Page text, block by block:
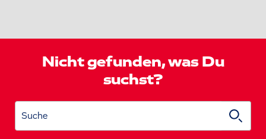
Nicht gefunden, was Du
suchst?
Suche